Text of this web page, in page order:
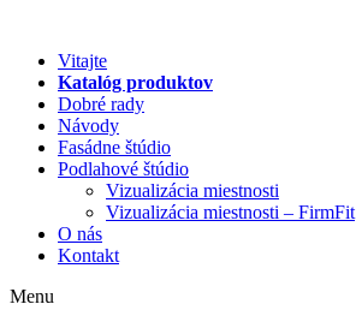
obsah
Vitajte
Katalóg produktov
Dobré rady
Návody
Fasádne štúdio
Podlahové štúdio
Vizualizácia miestnosti
Vizualizácia miestnosti – FirmFit
O nás
Kontakt
Menu